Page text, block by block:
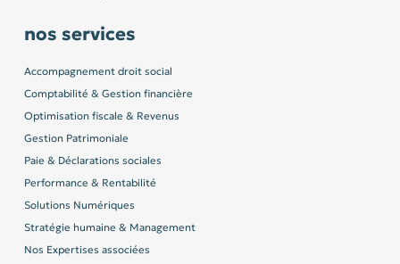
nos services
Accompagnement droit social
Comptabilité & Gestion financière
Optimisation fiscale & Revenus
Gestion Patrimoniale
Paie & Déclarations sociales
Performance & Rentabilité
Solutions Numériques
Stratégie humaine & Management
Nos Expertises associées